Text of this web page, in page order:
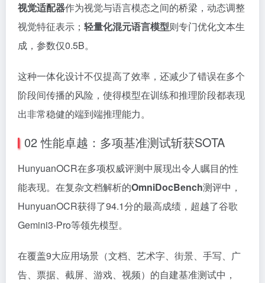
视觉适配器作为视觉与语言模态之间的桥梁，动态调整
视觉特征表示； 轻量化混元语言模型则专门优化文本生
成，参数仅0.5B。
这种一体化设计不仅提高了效率，还减少了错误在多个
阶段间传播的风险，使得模型在训练和推理阶段都表现
出非常稳健的端到端推理能力。
02 性能卓越：多项基准测试斩获SOTA
HunyuanOCR在多项权威评测中展现出令人瞩目的性
能表现。在复杂文档解析的OmniDocBench测评中，
HunyuanOCR获得了94.1分的最高成绩，超越了谷歌
Gemini3-Pro等领先模型。
在覆盖9大应用场景（文档、艺术字、街景、手写、广
告、票据、截屏、游戏、视频）的自建基准测试中，